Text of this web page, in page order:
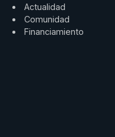
Actualidad
Comunidad
Financiamiento